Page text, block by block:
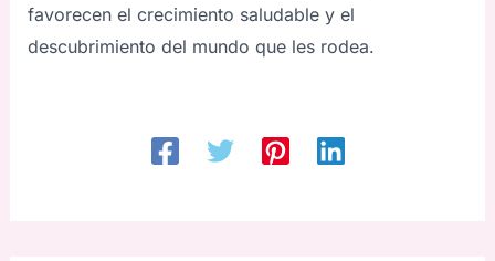
favorecen el crecimiento saludable y el
descubrimiento del mundo que les rodea.